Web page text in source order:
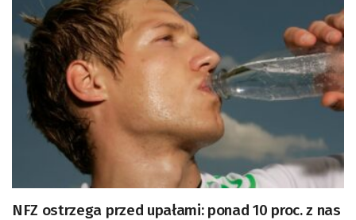
NFZ ostrzega przed upałami: ponad 10 proc. z nas